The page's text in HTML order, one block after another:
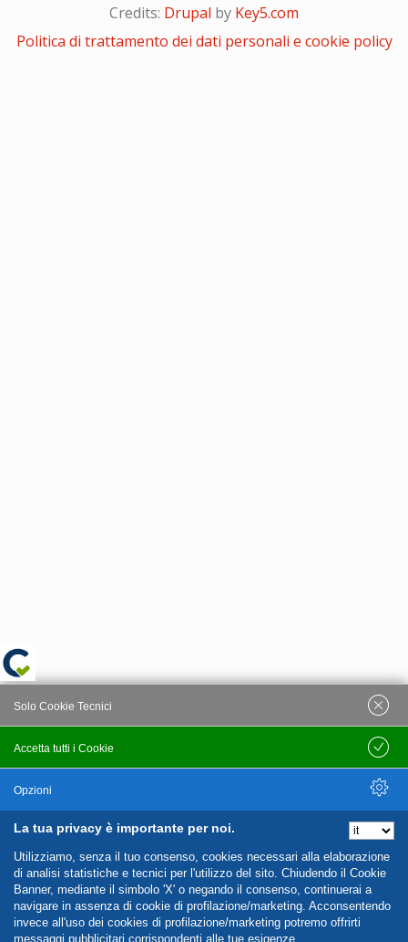
Credits: Drupal by Key5.com
Politica di trattamento dei dati personali e cookie policy
La tua privacy è importante per noi.
Utilizziamo, senza il tuo consenso, cookies necessari alla elaborazione
di analisi statistiche e tecnici per l'utilizzo del sito. Chiudendo il Cookie
Banner, mediante il simbolo 'X' o negando il consenso, continuerai a
navigare in assenza di cookie di profilazione/marketing. Acconsentendo
invece all'uso dei cookies di profilazione/marketing potremo offrirti
messaggi pubblicitari corrispondenti alle tue esigenze.
Accetta tutti i Cookie
Solo Cookie Tecnici
Salva
Opzioni
Nascondi Opzioni